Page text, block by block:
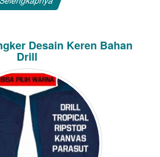
Desain Keren Bahan
Drill